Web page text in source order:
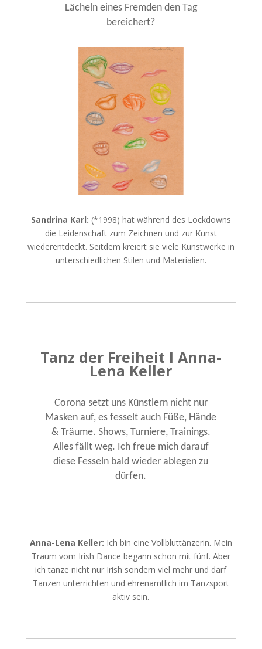
Lächeln eines Fremden den Tag
bereichert?
Sandrina Karl: (*1998) hat während des Lockdowns
die Leidenschaft zum Zeichnen und zur Kunst
wiederentdeckt. Seitdem kreiert sie viele Kunstwerke in
unterschiedlichen Stilen und Materialien.
Tanz der Freiheit I Anna-
Lena Keller
Corona setzt uns Künstlern nicht nur
Masken auf, es fesselt auch Füße, Hände
& Träume. Shows, Turniere, Trainings.
Alles fällt weg. Ich freue mich darauf
diese Fesseln bald wieder ablegen zu
dürfen.
Anna-Lena Keller: Ich bin eine Vollbluttänzerin. Mein
Traum vom Irish Dance begann schon mit fünf. Aber
ich tanze nicht nur Irish sondern viel mehr und darf
Tanzen unterrichten und ehrenamtlich im Tanzsport
aktiv sein.